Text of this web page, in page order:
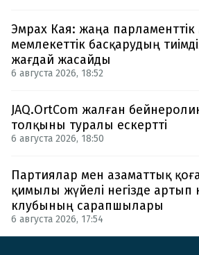
Эмрах Кая: жаңа
мемлекеттік басқарудың
жағдай жасайды
6 августа 2026, 18:52
JAQ.OrtCom жалған
толқыны туралы ескертті
6 августа 2026, 18:50
Партиялар мен азаматтық
қимылы жүйелі негізде артып
клубының сарапшылары
6 августа 2026, 17:54